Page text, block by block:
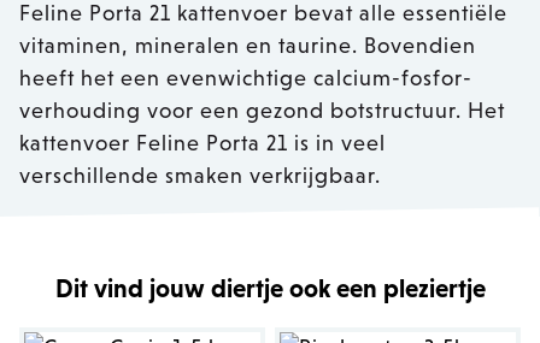
Feline Porta 21 kattenvoer bevat alle essentiële
vitaminen, mineralen en taurine. Bovendien
heeft het een evenwichtige calcium-fosfor-
verhouding voor een gezond botstructuur. Het
kattenvoer Feline Porta 21 is in veel
verschillende smaken verkrijgbaar.
Dit vind jouw diertje ook een pleziertje